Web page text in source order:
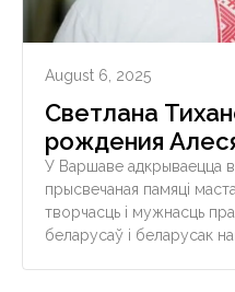
August 6, 2025
Светлана
рождения
У Варшаве адкрываецца
прысвечаная памяці
творчасць і мужнасць
беларусаў і беларусак